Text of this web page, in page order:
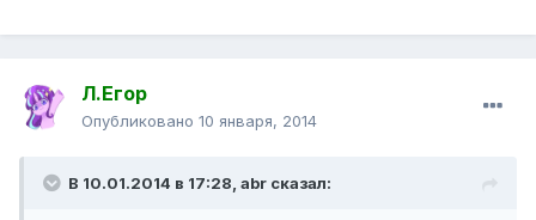
Л.Егор
Опубликовано 10 января, 2014
В 10.01.2014 в 17:28, abr сказал: